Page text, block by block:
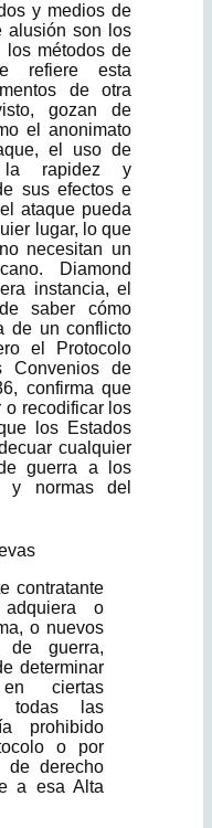
y medios de
alusión son los
los métodos de
refiere esta
de otra
gozan de
el anonimato
el uso de
la rapidez y
sus efectos e
ataque pueda
lugar, lo que
necesitan un
Dia­mond
instancia, el
saber cómo
de un conflicto
el Protocolo
Convenios de
confirma que
o recodificar los
los Estados
cualquier
guerra a los
y normas del
contratante
adquiera o
o nuevos
de guerra,
determinar
ciertas
todas las
prohibido
o por
de derecho
a esa Alta